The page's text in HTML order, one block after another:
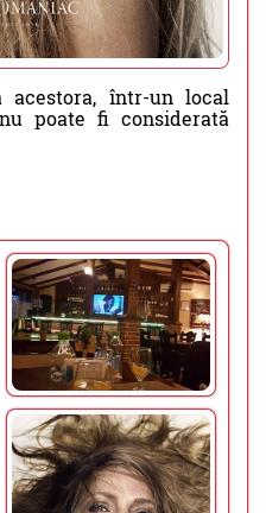
acestora, într-un local
poate fi considerată